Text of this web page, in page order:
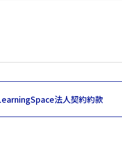
法人契約約款